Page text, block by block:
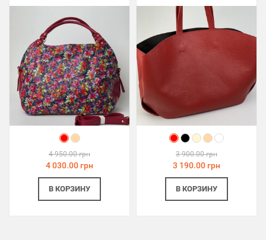
4 950.00 грн
4 030.00 грн
В КОРЗИНУ
3 900.00 грн
3 190.00 грн
В КОРЗИНУ